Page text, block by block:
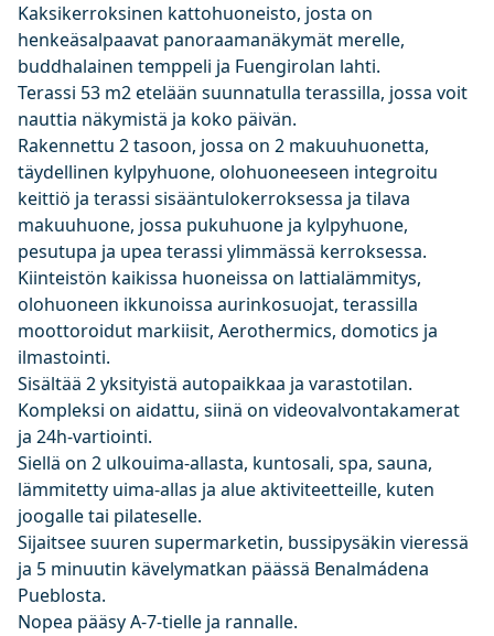
Kaksikerroksinen kattohuoneisto, josta on
henkeäsalpaavat panoraamanäkymät merelle,
buddhalainen temppeli ja Fuengirolan lahti.
Terassi 53 m2 etelään suunnatulla terassilla, jossa voit
nauttia näkymistä ja koko päivän.
Rakennettu 2 tasoon, jossa on 2 makuuhuonetta,
täydellinen kylpyhuone, olohuoneeseen integroitu
keittiö ja terassi sisääntulokerroksessa ja tilava
makuuhuone, jossa pukuhuone ja kylpyhuone,
pesutupa ja upea terassi ylimmässä kerroksessa.
Kiinteistön kaikissa huoneissa on lattialämmitys,
olohuoneen ikkunoissa aurinkosuojat, terassilla
moottoroidut markiisit, Aerothermics, domotics ja
ilmastointi.
Sisältää 2 yksityistä autopaikkaa ja varastotilan.
Kompleksi on aidattu, siinä on videovalvontakamerat
ja 24h-vartiointi.
Siellä on 2 ulkouima-allasta, kuntosali, spa, sauna,
lämmitetty uima-allas ja alue aktiviteetteille, kuten
joogalle tai pilateselle.
Sijaitsee suuren supermarketin, bussipysäkin vieressä
ja 5 minuutin kävelymatkan päässä Benalmádena
Pueblosta.
Nopea pääsy A-7-tielle ja rannalle.